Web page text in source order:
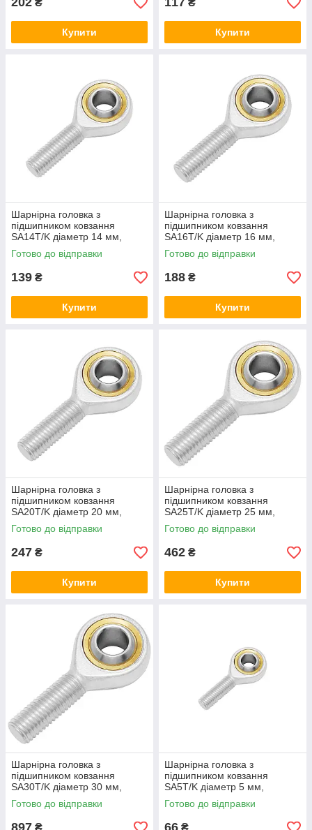
₴
Купити
₴
Купити
Шарнірна головка з
підшипником ковзання
SA14T/K діаметр 14 мм,
наконечник штока з
зовнішньою правою різьбою
Готово до відправки
139 ₴
Купити
Шарнірна головка з
підшипником ковзання
SA16T/K діаметр 16 мм,
наконечник штока із
зовнішньою правою різьбою
Готово до відправки
188 ₴
Купити
Шарнірна головка з
підшипником ковзання
SA20T/K діаметр 20 мм,
наконечник штока з
зовнішньою правою різьбою
Готово до відправки
247 ₴
Купити
Шарнірна головка з
підшипником ковзання
SA25T/K діаметр 25 мм,
наконечник штока з
зовнішньою правою різьбою
Готово до відправки
462 ₴
Купити
Шарнірна головка з
підшипником ковзання
SA30T/K діаметр 30 мм,
наконечник штока із
зовнішньою правою різьбою
Готово до відправки
897 ₴
Шарнірна головка з
підшипником ковзання
SA5T/K діаметр 5 мм,
наконечник штока з
зовнішньої правою різьбою
Готово до відправки
66 ₴